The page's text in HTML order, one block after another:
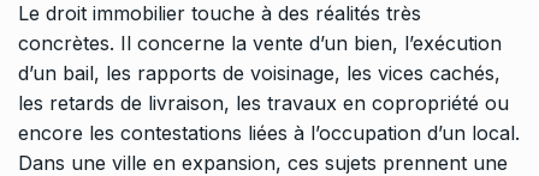
Le droit immobilier touche à des réalités très
concrètes. Il concerne la vente d’un bien, l’exécution
d’un bail, les rapports de voisinage, les vices cachés,
les retards de livraison, les travaux en copropriété ou
encore les contestations liées à l’occupation d’un local.
Dans une ville en expansion, ces sujets prennent une